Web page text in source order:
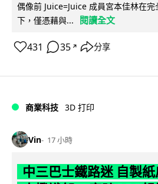
偶像前 Juice=Juice 成員宮本佳林在
下，僅憑藉與...
閱讀全文
431 35 ↗ 分享
商業科技 3D 打印
Vin 17 小時
中三巴士鐵路迷 自製